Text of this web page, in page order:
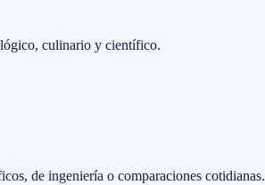
culinario y científico.
de ingeniería o comparaciones cotidianas.